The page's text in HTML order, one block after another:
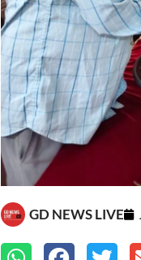
GD NEWS LIVE